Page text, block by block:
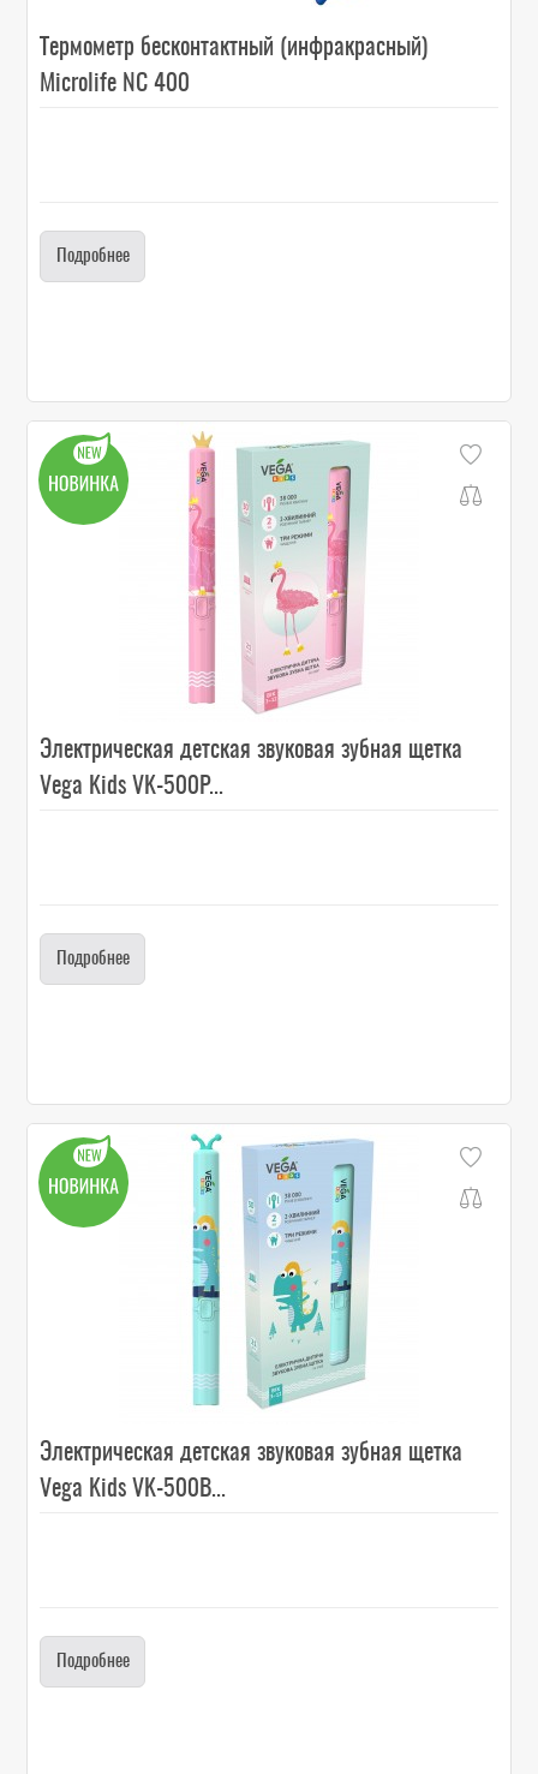
Термометр бесконтактный (инфракрасный)
Microlife NC 400
Подробнее
Электрическая детская звуковая зубная щетка
Vega Kids VK-500P...
Подробнее
Электрическая детская звуковая зубная щетка
Vega Kids VK-500B...
Подробнее